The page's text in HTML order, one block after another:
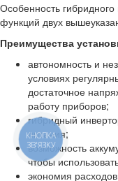
Особенность гибридного
функций двух
Преимущества
автономность и
условиях
достаточное
работу приборов;
гибридный
питания;
возможность
чтобы
экономия
КНОПКА
ЗВ'ЯЗКУ